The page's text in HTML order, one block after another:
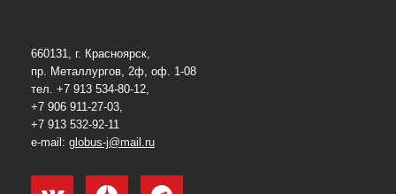
660131, г. Красноярск,
пр. Металлургов, 2ф, оф. 1-08
тел. +7 913 534-80-12,
+7 906 911-27-03,
+7 913 532-92-11
e-mail: globus-j@mail.ru